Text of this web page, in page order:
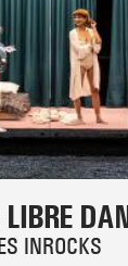
INROCKS